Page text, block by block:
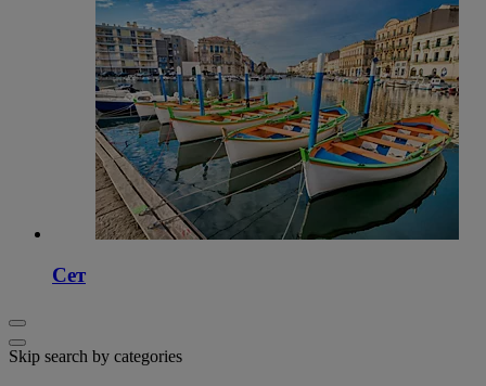
Сет
Skip search by categories